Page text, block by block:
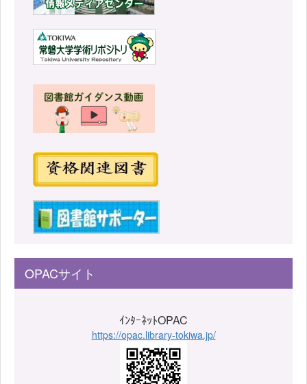
OPACサイト
ｲﾝﾀｰﾈｯﾄOPAC
https://opac.library-tokiwa.jp/